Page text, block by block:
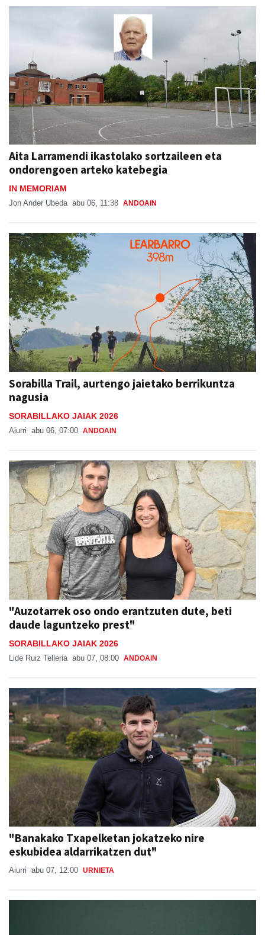
Aita Larramendi ikastolako sortzaileen eta
ondorengoen arteko katebegia
IN MEMORIAM
Jon Ander Ubeda abu 06, 11:38 ANDOAIN
Sorabilla Trail, aurtengo jaietako berrikuntza
nagusia
SORABILLAKO JAIAK 2026
Aiurri abu 06, 07:00 ANDOAIN
"Auzotarrek oso ondo erantzuten dute, beti
daude laguntzeko prest"
SORABILLAKO JAIAK 2026
Lide Ruiz Telleria abu 07, 08:00 ANDOAIN
"Banakako Txapelketan jokatzeko nire
eskubidea aldarrikatzen dut"
Aiurri abu 07, 12:00 URNIETA